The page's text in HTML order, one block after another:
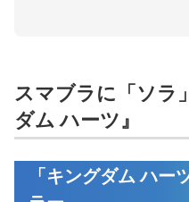
スマブラに「ソラ
ダム ハーツ』
「キングダム ハ